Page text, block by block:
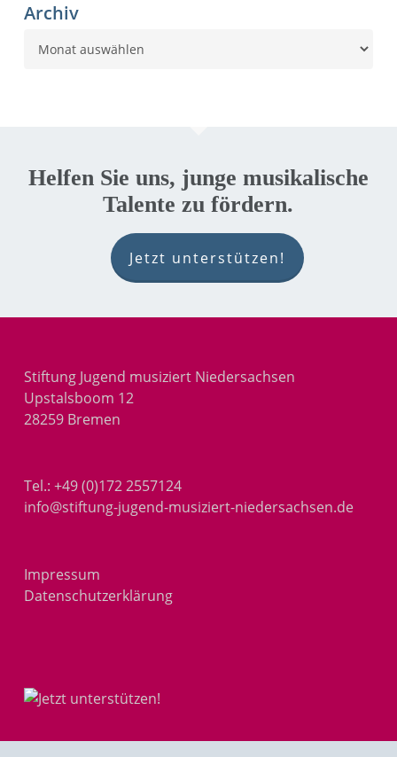
Archiv
Helfen Sie uns, junge musikalische
Talente zu fördern.
Jetzt unterstützen!
Stiftung Jugend musiziert Niedersachsen
Upstalsboom 12
28259 Bremen
Tel.: +49 (0)172 2557124
info@stiftung-jugend-musiziert-niedersachsen.de
Impressum
Datenschutzerklärung